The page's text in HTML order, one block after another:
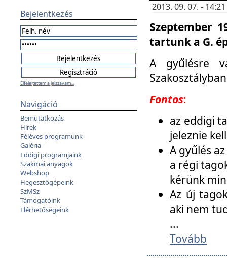
Bejelentkezés
Elfelejtettem a jelszavam...
Navigáció
Bemutatkozás
Hírek
Féléves programunk
Galéria
Eddigi programjaink
Szakmai anyagok
Webshop
Hegesztőgépeink
SzMSz
Támogatóink
Elérhetőségeink
2013. 09. 07. -
Szeptember
tartunk a G.
A gyűlésre
Fontos:
az eddigi
jeleznie
A gyűlés
a régi
kérünk
Az új
aki nem
...
Tovább